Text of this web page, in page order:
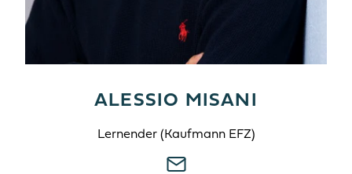
ALESSIO MISANI
Lernender (Kaufmann EFZ)